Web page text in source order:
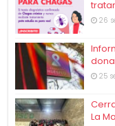
26
25
La